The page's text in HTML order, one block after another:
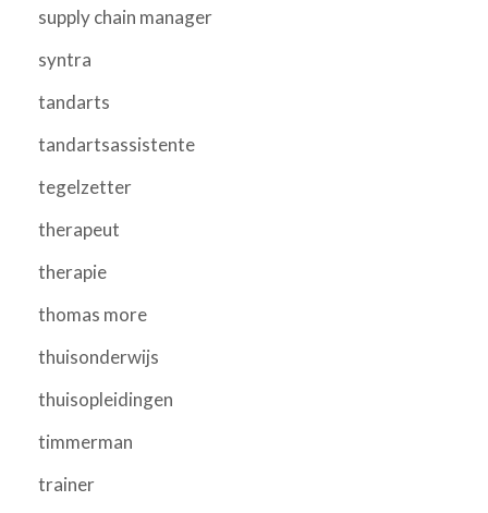
supply chain manager
syntra
tandarts
tandartsassistente
tegelzetter
therapeut
therapie
thomas more
thuisonderwijs
thuisopleidingen
timmerman
trainer